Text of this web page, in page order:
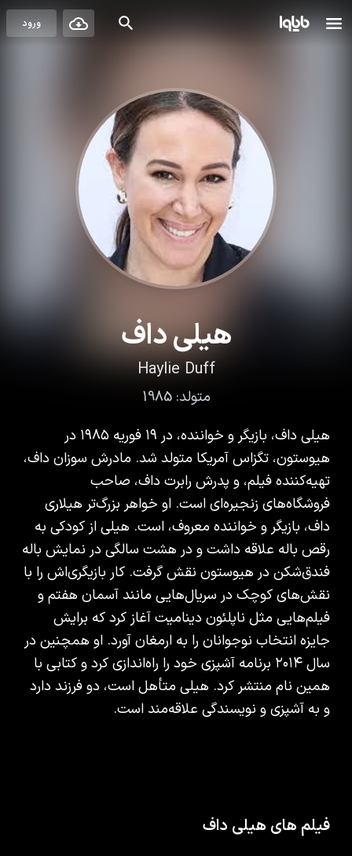
ورود
هیلی داف
Haylie Duff
متولد:1985
هیلی داف، بازیگر و خواننده، در ۱۹ فوریه ۱۹۸۵ در
هیوستون، تگزاس آمریکا متولد شد. مادرش سوزان داف،
تهیه‌کننده فیلم، و پدرش رابرت داف، صاحب
فروشگاه‌های زنجیره‌ای است. او خواهر بزرگ‌تر هیلاری
داف، بازیگر و خواننده معروف، است. هیلی از کودکی به
رقص باله علاقه داشت و در هشت سالگی در نمایش باله
فندق‌شکن در هیوستون نقش گرفت. کار بازیگری‌اش را با
نقش‌های کوچک در سریال‌هایی مانند آسمان هفتم و
فیلم‌هایی مثل ناپلئون دینامیت آغاز کرد که برایش
جایزه انتخاب نوجوانان را به ارمغان آورد. او همچنین در
سال ۲۰۱۴ برنامه آشپزی خود را راه‌اندازی کرد و کتابی با
همین نام منتشر کرد. هیلی متأهل است، دو فرزند دارد
و به آشپزی و نویسندگی علاقه‌مند است.
فیلم های هیلی داف